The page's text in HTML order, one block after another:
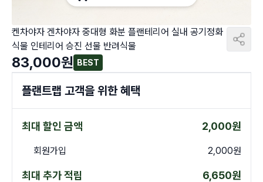
켄차야자 겐차야자 중대형 화분 플랜테리어 실내 공기정화
식물 인테리어 승진 선물 반려식물
83,000원 BEST
플랜트랩 고객을 위한 혜택
최대 할인 금액 2,000원
회원가입 2,000원
최대 추가 적립 6,650원